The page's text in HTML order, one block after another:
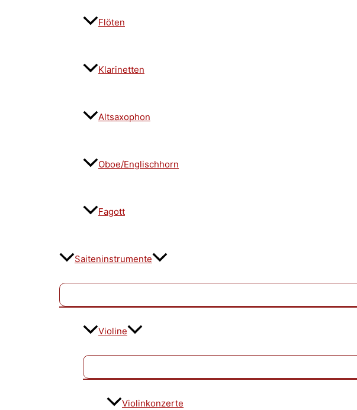
Flöten
Klarinetten
Altsaxophon
Oboe/Englischhorn
Fagott
Saiteninstrumente
Violine
Violinkonzerte